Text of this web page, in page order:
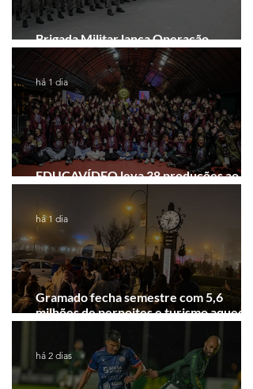
Brigada Militar lança Operação
Convergência na Região das Hortênsias
EDUCAVÍDEO leva 38 produções ao
Festival de Cinema de Gramado
há 1 dia
Gramado fecha semestre com 5,6
milhões de pernoites e turismo
Junho desponta!
há 1 dia
há 2 dias